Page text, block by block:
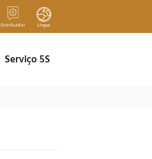
Distribuidor Língua
Serviço 5S